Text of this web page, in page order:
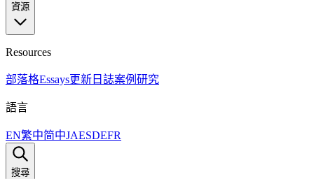
資源
Resources
部落格Essays更新日誌案例研究
語言
EN繁中简中JAESDEFR
搜尋